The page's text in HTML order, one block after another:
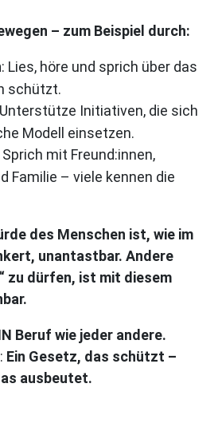
– zum Beispiel durch:
: Lies, höre und sprich über das
schützt.
Initiativen, die sich
Modell einsetzen.
Sprich mit Freund:innen,
Familie – viele kennen die
des Menschen ist, wie im
unantastbar. Andere
zu dürfen, ist mit diesem
Beruf wie jeder andere.
Ein Gesetz, das schützt –
ausbeutet.